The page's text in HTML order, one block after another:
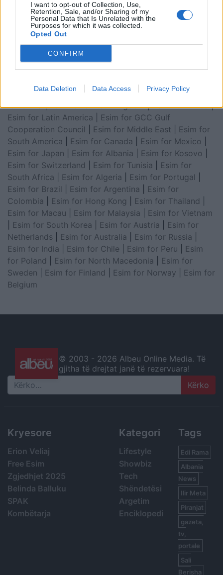
I want to opt-out of Collection, Use,
Retention, Sale, and/or Sharing of my
Personal Data that Is Unrelated with the
Purposes for which it was collected.
Opted Out
CONFIRM
Data Deletion Data Access Privacy Policy
Esim for Global|
Esim for USA|Esim for Italy|Esim for Spain|Esim
|Esim for Germany
for Asia|Esim for World Cup 2026|Esim for Saudi
Emirates|Esim for Balkans |Esim for Morocco|
for China|Esim for United Kingdom|Esim for Africa|
Esim for Latin America
Esim for GCC Gulf
Cooperation Council
Esim for Middle East
Esim for
South America
Esim for Canada Esim for Mexico
Esim for Japan
Esim for Albania Esim for Kosovo
Esim for Switzerland
Esim for Tunisia
Esim for
South Africa
Esim for Algeria Esim for Portugal
Esim for Brazil
Esim for Argentina
Esim for
Colombia
Esim for Hong Kong Esim for Thailand
Esim for Macau
Esim for Malaysia
Esim for Vietnam
Esim for South Korea Esim for Austria
Esim for
Netherlands
Esim for Australia Esim for Russia
Esim for India
Esim for Chile Esim for Peru
Esim
for Poland
Esim for North Macedonia
Esim for
Sweden
Esim for Finland Esim for Norway
Esim for
Belgium
© 2003 - 2026 Albeu Online Media. Të
gjitha të drejtat janë të rezervuara!
Search
Kryesore
Erion Veliaj
Free Esim
Zgjedhjet 2025
Belinda Balluku
SPAK
Kombëtarja
Kategori
Lifestyle
Showbiz
Tech
Shëndetësi
Argetim
Enciklopedi
Tags
Edi Rama
Albania
News
Ilir Meta
Piranjat
gazeta,
tv,
portale
Sali
Berisha